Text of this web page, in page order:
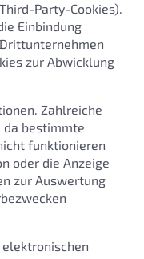
Party-Cookies).
Einbindung
zur Abwicklung
Zahlreiche
da bestimmte
funktionieren
oder die Anzeige
zur Auswertung
elektronischen